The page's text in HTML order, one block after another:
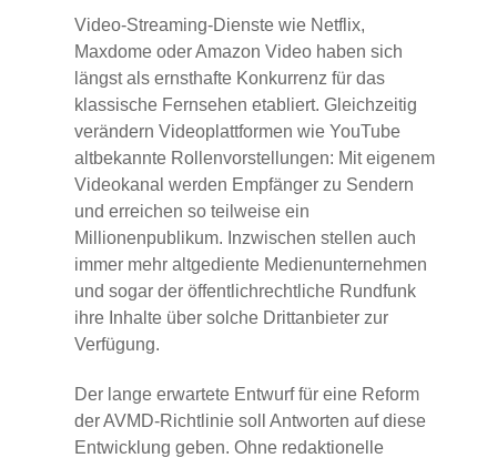
Video-Streaming-Dienste wie Netflix,
Maxdome oder Amazon Video haben sich
längst als ernsthafte Konkurrenz für das
klassische Fernsehen etabliert. Gleichzeitig
verändern Videoplattformen wie YouTube
altbekannte Rollenvorstellungen: Mit eigenem
Videokanal werden Empfänger zu Sendern
und erreichen so teilweise ein
Millionenpublikum. Inzwischen stellen auch
immer mehr altgediente Medienunternehmen
und sogar der öffentlichrechtliche Rundfunk
ihre Inhalte über solche Drittanbieter zur
Verfügung.
Der lange erwartete Entwurf für eine Reform
der AVMD-Richtlinie soll Antworten auf diese
Entwicklung geben. Ohne redaktionelle